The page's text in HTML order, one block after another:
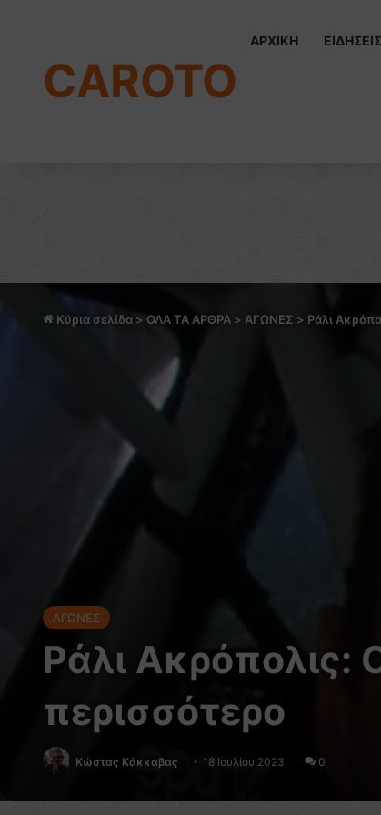
CAROTO
ΑΡΧΙΚΗ ΕΙΔΗΣΕΙΣ
Κύρια σελίδα > ΟΛΑ ΤΑ ΑΡΘΡΑ > ΑΓΩΝΕΣ > Ράλι
ΑΓΩΝΕΣ
Ράλι Ακρόπολις:
περισσότερο
Κώστας Κάκκαβας 18 Ιουλίου 2023 0